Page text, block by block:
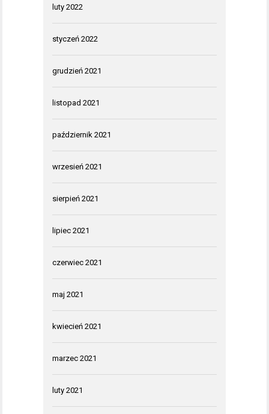
luty 2022
styczeń 2022
grudzień 2021
listopad 2021
październik 2021
wrzesień 2021
sierpień 2021
lipiec 2021
czerwiec 2021
maj 2021
kwiecień 2021
marzec 2021
luty 2021